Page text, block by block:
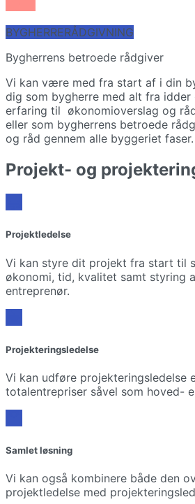
BYGHERRERÅDGIVNING
Bygherrens betroede rådgiver
Vi kan være med fra start af i din
dig som bygherre med alt fra
erfaring til økonomioverslag og
eller som bygherrens betroede
og råd gennem alle byggeriet faser.
Projekt- og
Projektledelse
Vi kan styre dit projekt fra start til
økonomi, tid, kvalitet samt styring
entreprenør.
Projekteringsledelse
Vi kan udføre projekteringsledelse
totalentrepriser såvel som hoved-
Samlet løsning
Vi kan også kombinere både den
projektledelse med